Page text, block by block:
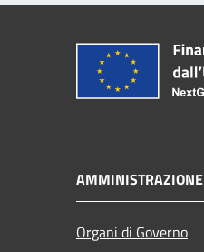
AMMINISTRAZIONE
Organi di Governo